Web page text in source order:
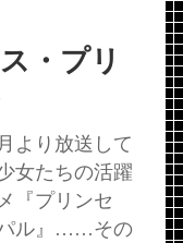
・プリ
より放送して
女たちの活躍
『プリンセ
ル』……その